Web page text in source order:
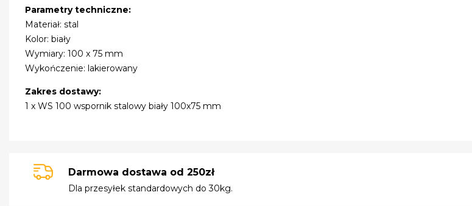
Parametry techniczne:
Materiał: stal
Kolor: biały
Wymiary: 100 x 75 mm
Wykończenie: lakierowany
Zakres dostawy:
1 x WS 100 wspornik stalowy biały 100x75 mm
Darmowa dostawa od 250zł
Dla przesyłek standardowych do 30kg.